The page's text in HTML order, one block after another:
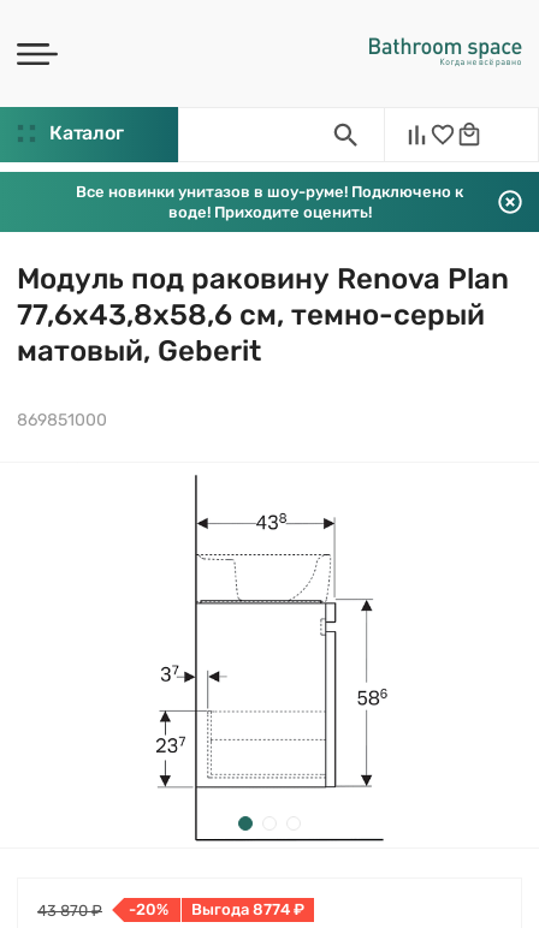
Каталог
Все новинки унитазов в шоу-руме! Подключено к
воде! Приходите оценить!
Модуль под раковину Renova Plan
77,6х43,8х58,6 см, темно-серый
матовый, Geberit
869851000
43 870 ₽ -20% Выгода 8774 ₽